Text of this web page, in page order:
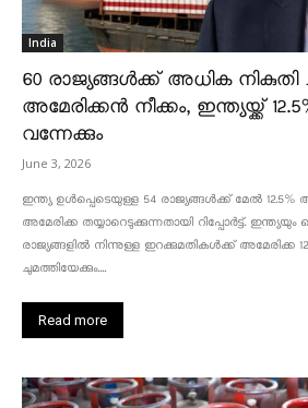
India
60 രാജ്യങ്ങൾക്ക് അധിക
അമേരിക്കൻ നീക്കം, ഇന്ത്യയ്ക്ക്
വന്നേക്കും
June 3, 2026
ഇന്ത്യ ഉൾപ്പെടെയുള്ള 54 രാജ്യങ്ങൾക്ക് മേൽ
അമേരിക്ക തയ്യാറെടുക്കുന്നതായി റിപ്പോർട്ട്.
രാജ്യങ്ങളിൽ നിന്നുള്ള ഇറക്കുമതികൾക്ക് അമേരിക്ക
ചുമത്തിയേക്കും....
Read more